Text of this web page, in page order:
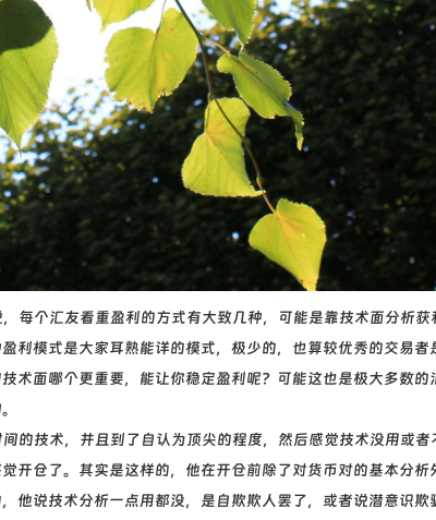
每个汇友看重盈利的方式有大致几种，可能是靠技术面分析获
利模式是大家耳熟能详的模式，极少的，也算较优秀的交易者
术面哪个更重要，能让你稳定盈利呢？可能这也是极大多数
的技术，并且到了自认为顶尖的程度，然后感觉技术没用或者
开仓了。其实是这样的，他在开仓前除了对货币对的基本分
他说技术分析一点用都没，是自欺欺人罢了，或者说潜意识欺